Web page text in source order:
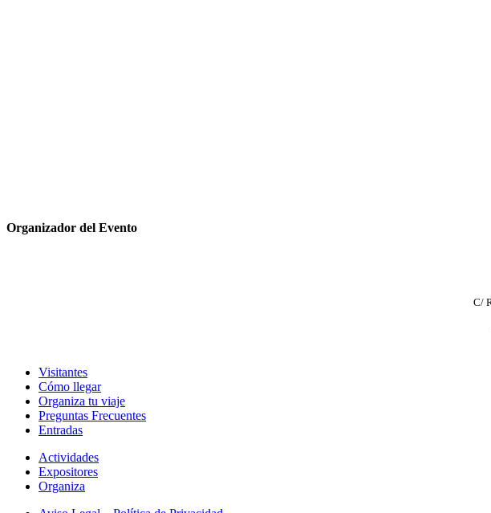
Organizador del Evento
C/
Visitantes
Cómo llegar
Organiza tu viaje
Preguntas Frecuentes
Entradas
Actividades
Expositores
Organiza